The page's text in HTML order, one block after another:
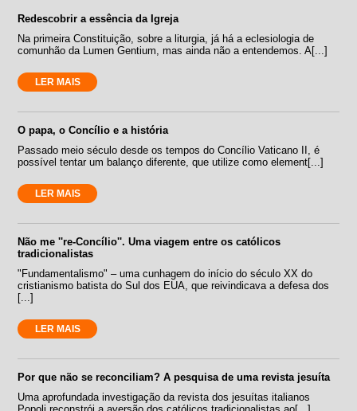
Redescobrir a essência da Igreja
Na primeira Constituição, sobre a liturgia, já há a eclesiologia de
comunhão da Lumen Gentium, mas ainda não a entendemos. A[...]
LER MAIS
O papa, o Concílio e a história
Passado meio século desde os tempos do Concílio Vaticano II, é
possível tentar um balanço diferente, que utilize como element[...]
LER MAIS
Não me ''re-Concílio''. Uma viagem entre os católicos
tradicionalistas
"Fundamentalismo" – uma cunhagem do início do século XX do
cristianismo batista do Sul dos EUA, que reivindicava a defesa dos
[...]
LER MAIS
Por que não se reconciliam? A pesquisa de uma revista jesuíta
Uma aprofundada investigação da revista dos jesuítas italianos